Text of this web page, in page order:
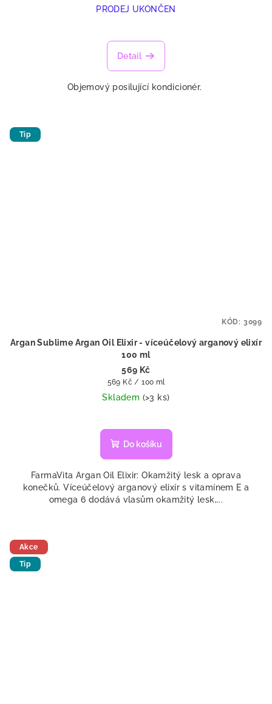
cena:
PRODEJ UKONČEN
Detail
Objemový posilující kondicionér.
Tip
Argan Sublime Argan Oil Elixir - víceúčelový arganový elixír
100 ml
569 Kč
Měrná
cena:
569 Kč / 100 ml
Skladem (>3 ks)
hodnocení
produktu
z
5
hvězdiček.
Do košíku
FarmaVita Argan Oil Elixir: Okamžitý lesk a oprava
konečků. Víceúčelový arganový elixír s vitamínem E a
omega 6 dodává vlasům okamžitý lesk,...
KÓD: 3099
Akce
Tip